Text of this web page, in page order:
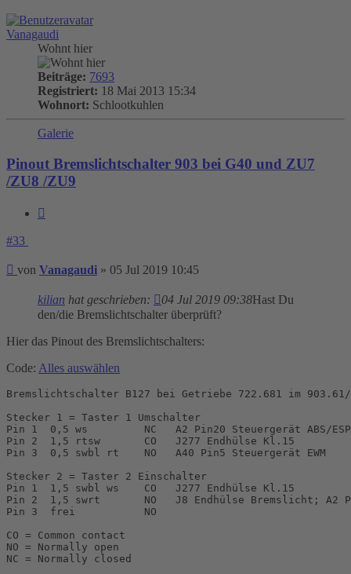
Vanagaudi
Wohnt hier
Beiträge: 7693
Registriert: 18 Mai 2013 15:34
Wohnort: Schlootkuhlen
Galerie
Pinout Bremslichtschalter 903 bei G40 und ZU7
/ZU8 /ZU9
#33
Beitrag
von Vanagaudi » 05 Jul 2019 10:45
kilian hat geschrieben: 04 Jul 2019 09:38Hast Du
den/die Bremslichtschalter überprüft?
Hier das Pinout des Bremslichtschalters:
Code: Alles auswählen
Bremslichtschalter B127 bei Getriebe 722.681 im
Stecker 1 = Taster 1 Umschalter
Pin 1  0,5 ws         NC   A2 Pin20 Steuergerät ABS/ESP
Pin 2  1,5 rtsw       CO   J277 Endhülse Kl.15
Pin 3  0,5 swbl rt    NO   A40 Pin5 Steuergerät EWM
Stecker 2 = Taster 2 Einschalter
Pin 1  1,5 swbl ws    CO   J277 Endhülse Kl.15
Pin 2  1,5 swrt       NO   J8 Endhülse Bremslicht; A2
Pin 3  frei           NO
CO = Common contact
NO = Normally open
NC = Normally closed